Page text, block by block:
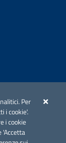
Per
i cookie'.
i cookie
'Accetta